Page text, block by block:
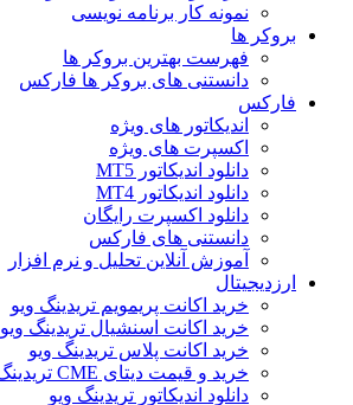
نمونه کار برنامه نویسی
بروکر ها
فهرست بهترین بروکر ها
دانستنی های بروکر ها فارکس
فارکس
اندیکاتور های ویژه
اکسپرت های ویژه
دانلود اندیکاتور MT5
دانلود اندیکاتور MT4
دانلود اکسپرت رایگان
دانستنی های فارکس
آموزش آنلاین تحلیل و نرم افزار
ارزدیجیتال
خرید اکانت پریمویم تریدینگ ویو
خرید اکانت اسنشیال تریدینگ ویو
خرید اکانت پلاس تریدینگ ویو
خرید و قیمت دیتای CME تریدینگ ویو
دانلود اندیکاتور تریدینگ ویو